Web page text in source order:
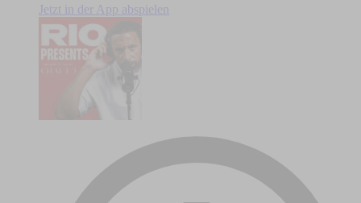
Jetzt in der App abspielen